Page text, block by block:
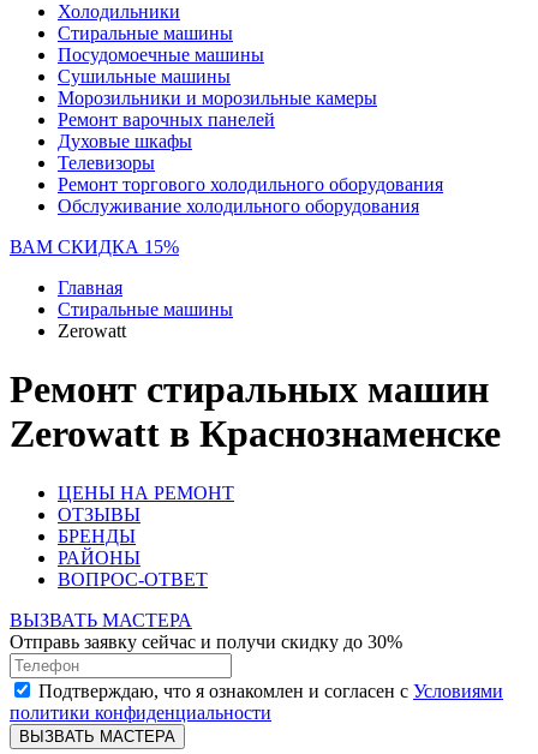
Холодильники
Стиральные машины
Посудомоечные машины
Сушильные машины
Морозильники и морозильные камеры
Ремонт варочных панелей
Духовые шкафы
Телевизоры
Ремонт торгового холодильного оборудования
Обслуживание холодильного оборудования
ВАМ СКИДКА 15%
Главная
Стиральные машины
Zerowatt
Ремонт стиральных машин
Zerowatt в Краснознаменске
ЦЕНЫ НА РЕМОНТ
ОТЗЫВЫ
БРЕНДЫ
РАЙОНЫ
ВОПРОС-ОТВЕТ
ВЫЗВАТЬ МАСТЕРА
Отправь заявку сейчас и получи скидку до 30%
Подтверждаю, что я ознакомлен и согласен с Условиями
политики конфиденциальности
ВЫЗВАТЬ МАСТЕРА